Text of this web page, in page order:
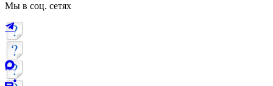
Мы в соц. сетях